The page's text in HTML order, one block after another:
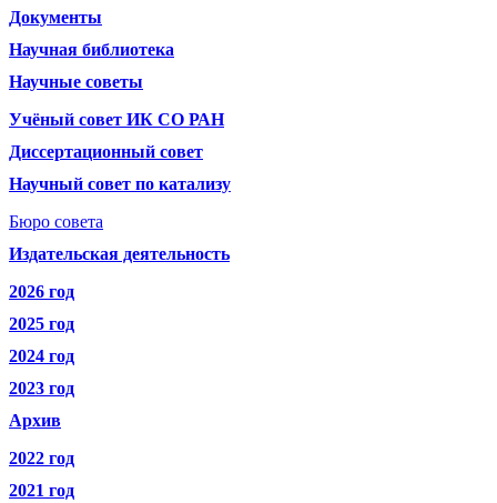
Документы
Научная библиотека
Научные советы
Учёный совет ИК СО РАН
Диссертационный совет
Научный совет по катализу
Бюро совета
Издательская деятельность
2026 год
2025 год
2024 год
2023 год
Архив
2022 год
2021 год